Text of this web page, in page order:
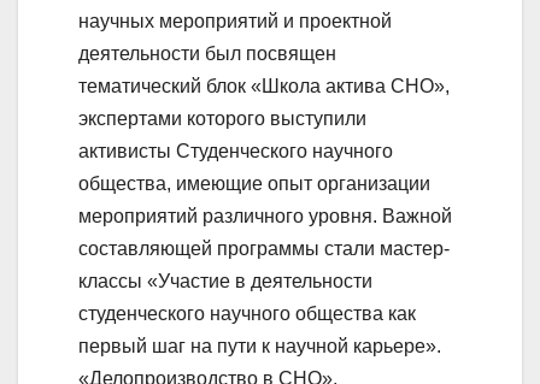
научных мероприятий и проектной
деятельности был посвящен
тематический блок «Школа актива СНО»,
экспертами которого выступили
активисты Студенческого научного
общества, имеющие опыт организации
мероприятий различного уровня. Важной
составляющей программы стали мастер-
классы «Участие в деятельности
студенческого научного общества как
первый шаг на пути к научной карьере».
«Делопроизводство в СНО»,